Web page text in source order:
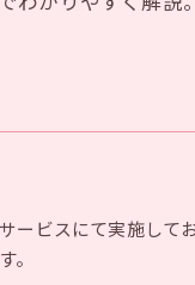
ービスにて実施して